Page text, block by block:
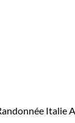
de